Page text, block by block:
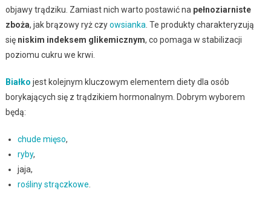
objawy trądziku. Zamiast nich warto postawić na pełnoziarniste
zboża, jak brązowy ryż czyowsianka . Te produkty charakteryzują
się niskim indeksem glikemicznym, co pomaga w stabilizacji
poziomu cukru we krwi.
Białko jest kolejnym kluczowym elementem diety dla osób
borykających się z trądzikiem hormonalnym. Dobrym wyborem
będą:
chude mięso,
ryby,
jaja,
rośliny strączkowe